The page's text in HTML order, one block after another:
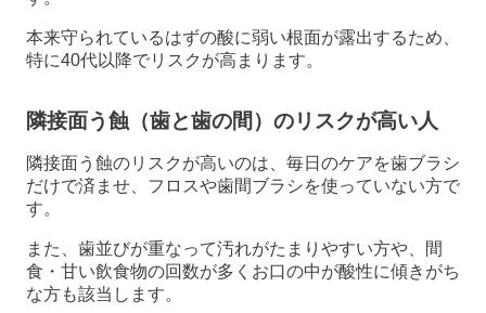
本来守られているはずの酸に弱い根面が露出するため、
特に40代以降でリスクが高まります。
隣接面う蝕（歯と歯の間）のリスクが高い人
隣接面う蝕のリスクが高いのは、毎日のケアを歯ブラシ
だけで済ませ、フロスや歯間ブラシを使っていない方で
す。
また、歯並びが重なって汚れがたまりやすい方や、間
食・甘い飲食物の回数が多くお口の中が酸性に傾きがち
な方も該当します。